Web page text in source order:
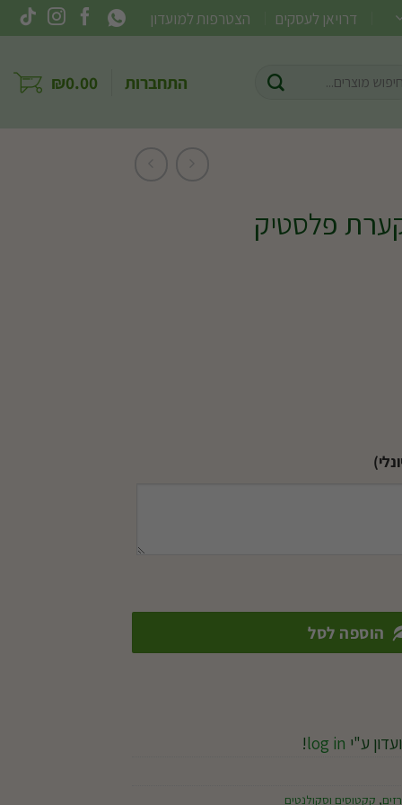
דרויאן לעסקים הצטרפות למועדון
התחברות ₪0.00
פלסטיק
הוספה לסל
ע"י log in
!
, קקטוסים וסקולנטים